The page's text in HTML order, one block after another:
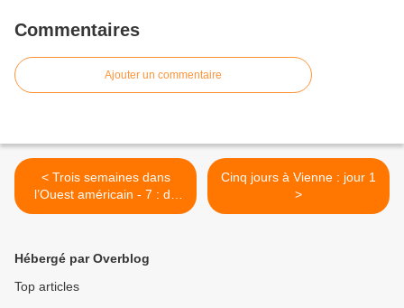
Commentaires
Ajouter un commentaire
< Trois semaines dans
l’Ouest américain - 7 : de
Las Vegas à Mariposa
Cinq jours à Vienne : jour 1
>
Hébergé par Overblog
Top articles